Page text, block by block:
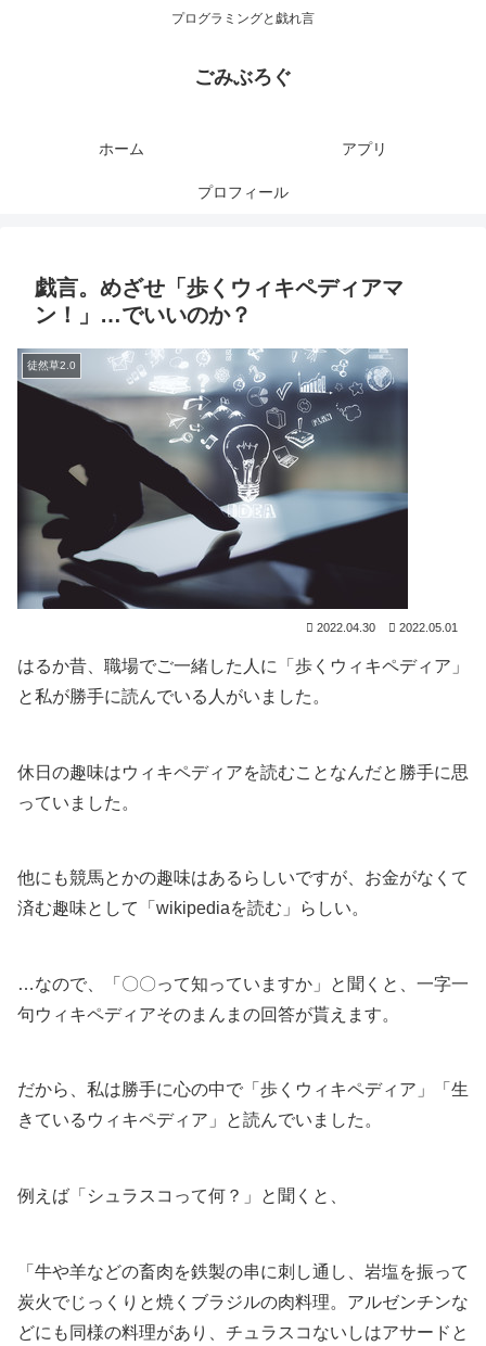
プログラミングと戯れ言
ごみぶろぐ
ホーム アプリ
プロフィール
戯言。めざせ「歩くウィキペディアマ
ン！」…でいいのか？
徒然草2.0
2022.04.30 2022.05.01
はるか昔、職場でご一緒した人に「歩くウィキペディア」
と私が勝手に読んでいる人がいました。
休日の趣味はウィキペディアを読むことなんだと勝手に思
っていました。
他にも競馬とかの趣味はあるらしいですが、お金がなくて
済む趣味として「wikipediaを読む」らしい。
…なので、「〇〇って知っていますか」と聞くと、一字一
句ウィキペディアそのまんまの回答が貰えます。
だから、私は勝手に心の中で「歩くウィキペディア」「生
きているウィキペディア」と読んでいました。
例えば「シュラスコって何？」と聞くと、
「牛や羊などの畜肉を鉄製の串に刺し通し、岩塩を振って
炭火でじっくりと焼くブラジルの肉料理。アルゼンチンな
どにも同様の料理があり、チュラスコないしはアサードと